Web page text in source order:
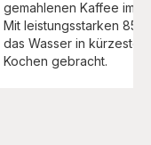
gemahlenen Kaffee im
Mit leistungsstarken 850
das Wasser in kürzester
Kochen gebracht.